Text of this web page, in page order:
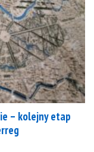
– kolejny etap